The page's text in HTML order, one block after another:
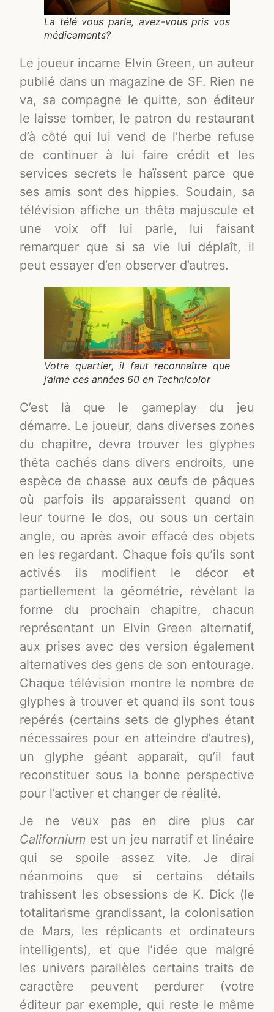
La télé vous parle, avez-vous pris vos
médicaments?
Le joueur incarne Elvin Green, un auteur
publié dans un magazine de SF. Rien ne
va, sa compagne le quitte, son éditeur
le laisse tomber, le patron du restaurant
d’à côté qui lui vend de l’herbe refuse
de continuer à lui faire crédit et les
services secrets le haïssent parce que
ses amis sont des hippies. Soudain, sa
télévision affiche un thêta majuscule et
une voix off lui parle, lui faisant
remarquer que si sa vie lui déplaît, il
peut essayer d’en observer d’autres.
Votre quartier, il faut reconnaître que
j’aime ces années 60 en Technicolor
C’est là que le gameplay du jeu
démarre. Le joueur, dans diverses zones
du chapitre, devra trouver les glyphes
thêta cachés dans divers endroits, une
espèce de chasse aux œufs de pâques
où parfois ils apparaissent quand on
leur tourne le dos, ou sous un certain
angle, ou après avoir effacé des objets
en les regardant. Chaque fois qu’ils sont
activés ils modifient le décor et
partiellement la géométrie, révélant la
forme du prochain chapitre, chacun
représentant un Elvin Green alternatif,
aux prises avec des version également
alternatives des gens de son entourage.
Chaque télévision montre le nombre de
glyphes à trouver et quand ils sont tous
repérés (certains sets de glyphes étant
nécessaires pour en atteindre d’autres),
un glyphe géant apparaît, qu’il faut
reconstituer sous la bonne perspective
pour l’activer et changer de réalité.
Je ne veux pas en dire plus car
Californium est un jeu narratif et linéaire
qui se spoile assez vite. Je dirai
néanmoins que si certains détails
trahissent les obsessions de K. Dick (le
totalitarisme grandissant, la colonisation
de Mars, les réplicants et ordinateurs
intelligents), et que l’idée que malgré
les univers parallèles certains traits de
caractère peuvent perdurer (votre
éditeur par exemple, qui reste le même